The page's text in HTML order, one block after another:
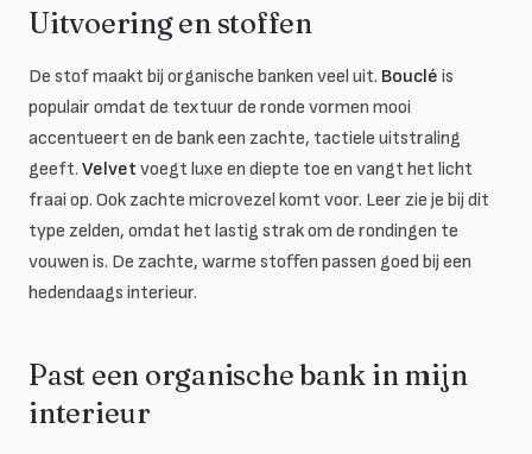
Uitvoering en stoffen
De stof maakt bij organische banken veel uit. Bouclé is
populair omdat de textuur de ronde vormen mooi
accentueert en de bank een zachte, tactiele uitstraling
geeft. Velvet voegt luxe en diepte toe en vangt het licht
fraai op. Ook zachte microvezel komt voor. Leer zie je bij dit
type zelden, omdat het lastig strak om de rondingen te
vouwen is. De zachte, warme stoffen passen goed bij een
hedendaags interieur.
Past een organische bank in mijn
interieur